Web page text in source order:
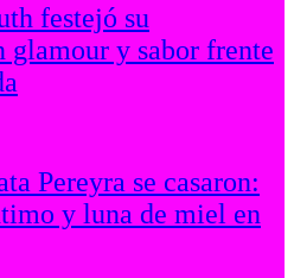
festejó su
glamour y sabor frente
Pereyra se casaron:
y luna de miel en